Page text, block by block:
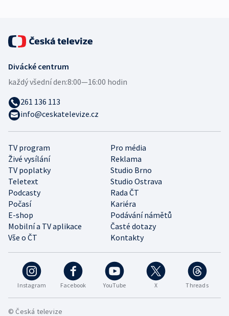
Instagram Facebook YouTube X Threads
TV program
Pro média
Živé vysílání
Reklama
TV poplatky
Studio Brno
Teletext
Studio Ostrava
Podcasty
Rada ČT
Počasí
Kariéra
E-shop
Podávání námětů
Mobilní a TV aplikace
Časté dotazy
Vše o ČT
Kontakty
Divácké centrum
každý všední den:8:00—16:00 hodin
261 136 113
info@ceskatelevize.cz
© Česká televize